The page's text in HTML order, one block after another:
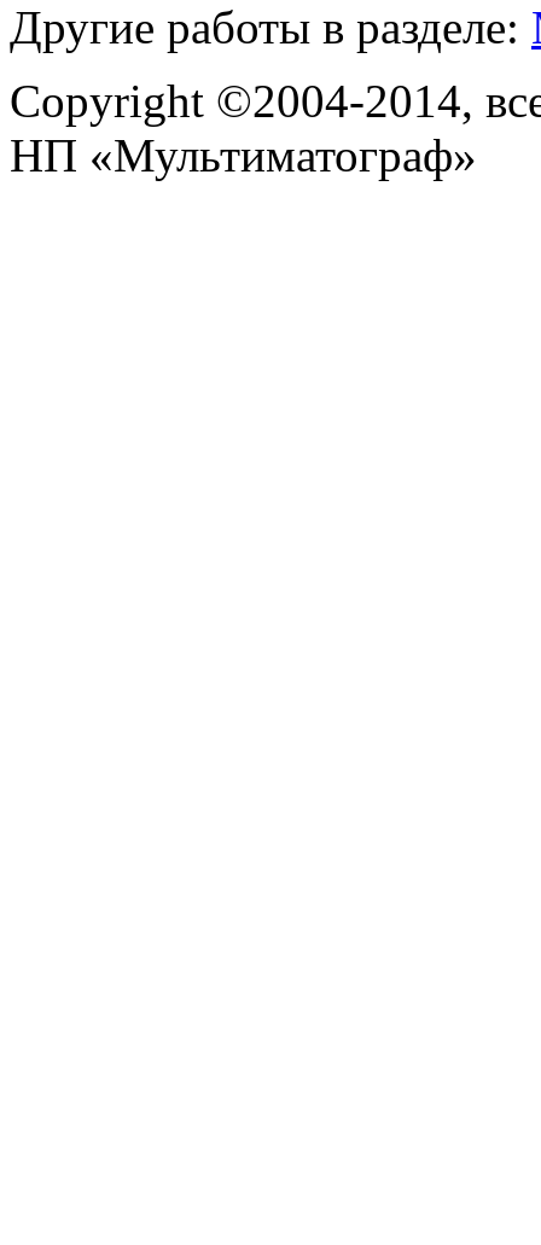
Другие работы в разделе:
Copyright ©2004-2014,
НП «Мультиматограф»